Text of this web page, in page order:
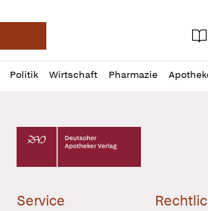
Deutsche Apotheker Zeitung
Aktuelle
login
Politik Wirtschaft Pharmazie
Profil
öffnen
Daz
Pur
Deutscher Apotheker Verlag Logo
Service